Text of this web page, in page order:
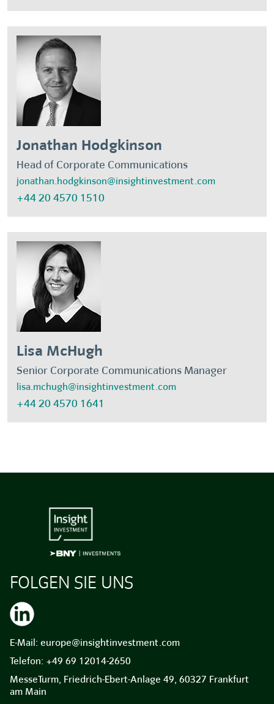
Jonathan Hodgkinson
Head of Corporate Communications
jonathan.hodgkinson@insightinvestment.com
+44 20 4570 1510
Lisa McHugh
Senior Corporate Communications Manager
lisa.mchugh@insightinvestment.com
+44 20 4570 1641
FOLGEN SIE UNS
E-Mail: europe@insightinvestment.com
Telefon: +49 69 12014-2650
MesseTurm, Friedrich-Ebert-Anlage 49, 60327 Frankfurt
am Main